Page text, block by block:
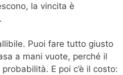
la vincita è
Puoi fare tutto giusto
a mani vuote, perché il
E poi c’è il costo: